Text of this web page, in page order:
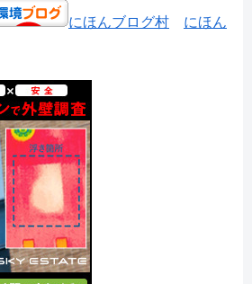
にほんブログ村
にほん